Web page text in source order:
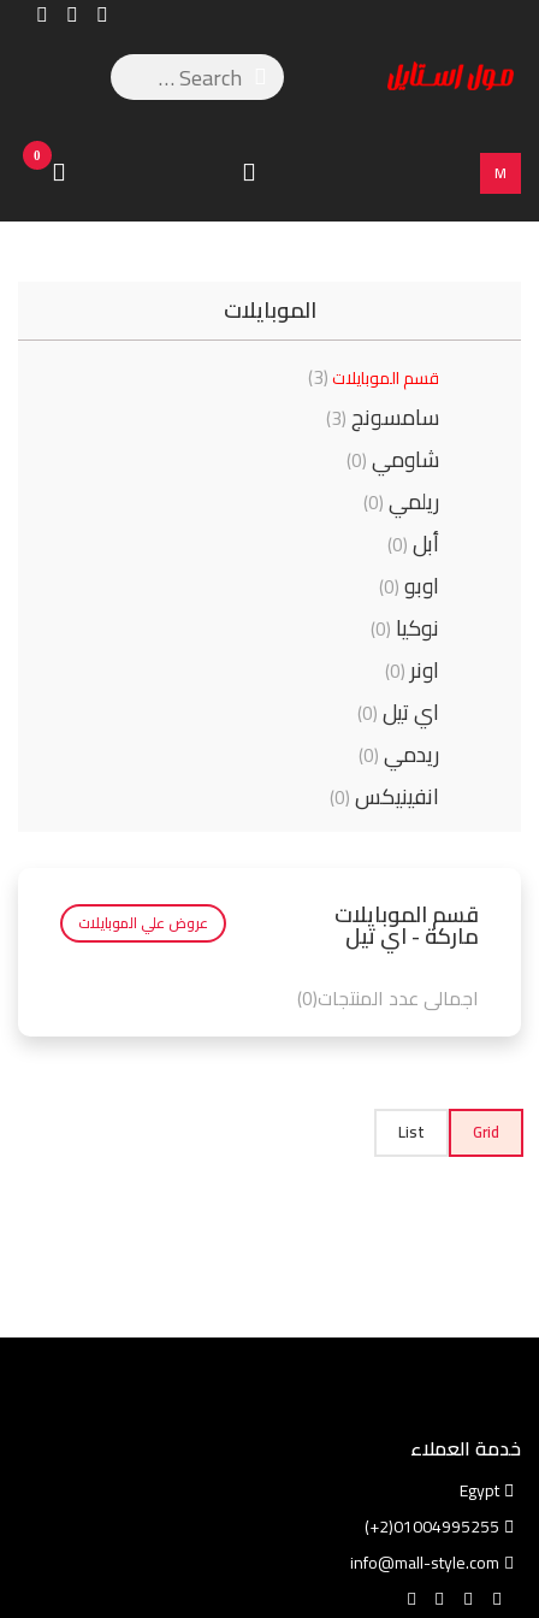
M
0
الموبايلات
قسم الموبايلات(3)
سامسونج(3)
شاومي(0)
ريلمي(0)
أبل(0)
اوبو(0)
نوكيا (0)
اونر(0)
اي تيل(0)
ريدمي(0)
انفينيكس(0)
قسم الموبايلات
ماركة - اي تيل
اجمالي عدد المنتجات(0)
عروض علي الموبايلات
Grid
List
خدمة العملاء
Egypt
01004995255(2+)
info@mall-style.com